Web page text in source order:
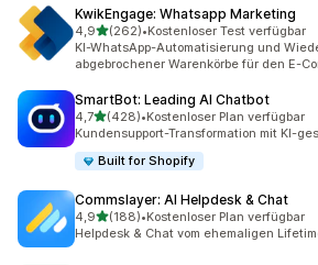
KwikEngage: Whatsapp Marketing
4,9von 5 Sternen
(262)
262 Rezensionen insgesamt
•Kostenloser Test verfügbar
KI-WhatsApp-Automatisierung und
abgebrochener Warenkörbe für den E-
SmartBot: Leading AI Chatbot
4,7von 5 Sternen
(428)
428 Rezensionen insgesamt
•Kostenloser Plan verfügbar
Kundensupport-Transformation mit KI-
Built for Shopify
Commslayer: AI Helpdesk & Chat
4,9von 5 Sternen
(188)
188 Rezensionen insgesamt
•Kostenloser Plan verfügbar
Helpdesk & Chat vom ehemaligen